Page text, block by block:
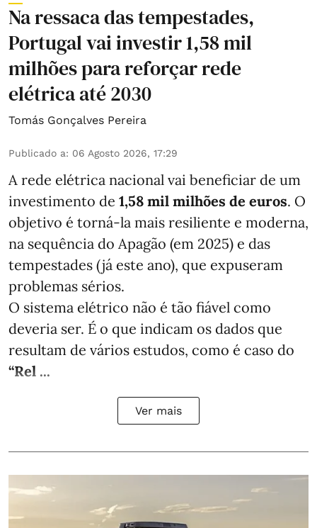
Na ressaca das tempestades,
Portugal vai investir 1,58 mil
milhões para reforçar rede
elétrica até 2030
Tomás Gonçalves Pereira
Publicado a: 06 Agosto 2026, 17:29
A rede elétrica nacional vai beneficiar de um
investimento de 1,58 mil milhões de euros. O
objetivo é torná-la mais resiliente e moderna,
na sequência do Apagão (em 2025) e das
tempestades (já este ano), que expuseram
problemas sérios.
O sistema elétrico não é tão fiável como
deveria ser. É o que indicam os dados que
resultam de vários estudos, como é caso do
“Rel ...
Ver mais